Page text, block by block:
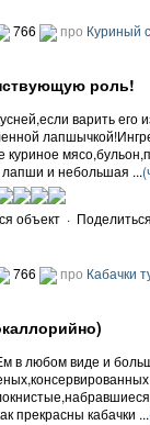
766 про Куриный
роль!
варить его
и небольшая ...
объект · Поделиться
766 про Кабачки
в любом виде и
прекрасны кабачки ...